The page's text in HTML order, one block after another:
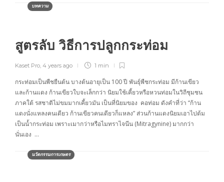
บทความ
สูตรลับ วิธีการปลูกกระท่อม
Kaset Pro, 4 years ago 1 min
กระท่อมเป็นพืชยืนต้น บางต้นอายุเป็น 100 ปี พันธุ์พืชกระท่อม มีก้านเขียว
และก้านแดง ก้านเขียวใบจะเล็กกว่า นิยมใช้เคี้ยวหรือหวนท่อมในวิถีชุมชน
ภาคใต้ รสชาติไม่ขมมากเคี้ยวมัน เป็นที่นิยมของ คอท่อม ดังคำที่ว่า “ก้าน
แดงนั่งแหลงคนเดียว ก้านเขียวคนเดียวก็แหลง” ส่วนก้านแดงนิยมเอาไปต้ม
เป็นน้ำกระท่อม เพราะเมากว่าหรือไมทราไจนีน (Mitragynine) มากกว่า
นั่นเอง …
นวัตกรรมการเกษตร